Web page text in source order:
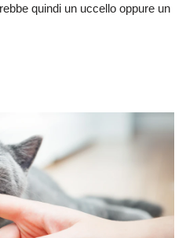
quindi un uccello oppure un